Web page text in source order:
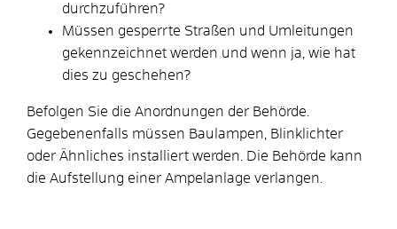
durchzuführen?
Müssen gesperrte Straßen und Umleitungen
gekennzeichnet werden und wenn ja, wie hat
dies zu geschehen?
Befolgen Sie die Anordnungen der Behörde.
Gegebenenfalls müssen Baulampen, Blinklichter
oder Ähnliches installiert werden. Die Behörde kann
die Aufstellung einer Ampelanlage verlangen.